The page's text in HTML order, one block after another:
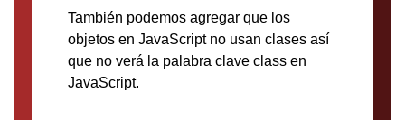
También podemos agregar que los
objetos en JavaScript no usan clases así
que no verá la palabra clave class en
JavaScript.